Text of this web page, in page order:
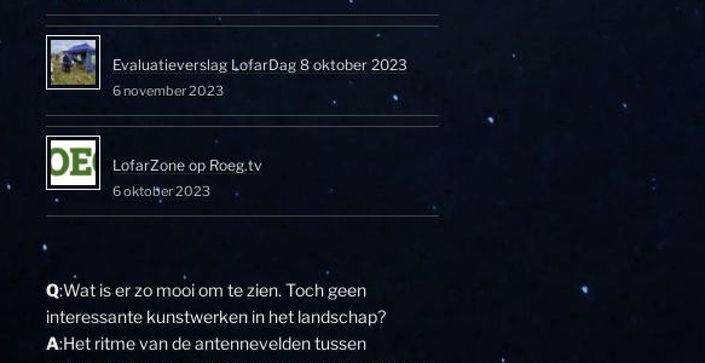
Evaluatieverslag LofarDag 8 oktober 2023
6 november 2023
LofarZone op Roeg.tv
6 oktober 2023
Q:Wat is er zo mooi om te zien. Toch geen
interessante kunstwerken in het landschap?
A:Het ritme van de antennevelden tussen